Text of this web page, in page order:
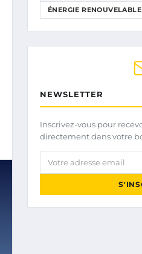
ÉNERGIE RENOUVELABLE
NEWSLETTER
Inscrivez-vous pour
directement dans votre
Votre adresse email